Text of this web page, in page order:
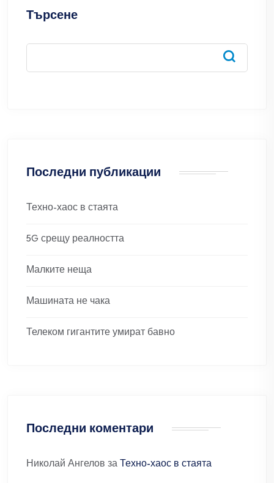
Търсене
Последни публикации
Техно-хаос в стаята
5G срещу реалността
Малките неща
Машината не чака
Телеком гигантите умират бавно
Последни коментари
Николай Ангелов за Техно-хаос в стаята